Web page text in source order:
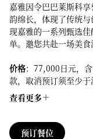
嘉雅因令巴巴莱斯科
韵绵长，体现了传统
现嘉雅的一系列甄选
单。邀您共赴一场美食
价格：77,000日元，
款，取消预订须至少
查看更多
预订餐位